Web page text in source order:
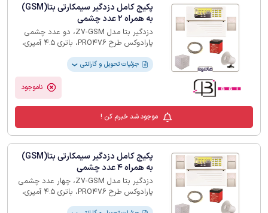
پکیج کامل دزدگیر سیمکارتی بتا(GSM)
به همراه 2 عدد چشمی
دزدگیر بتا مدل Z7-GSM، دو عدد چشمی
پارادوکس طرح PRO476، باتری 4.5 آمپری،
جزئیات تحویل و گارانتی ❯
ناموجود
موجود شد خبرم کن !
پکیج کامل دزدگیر سیمکارتی بتا(GSM)
به همراه 4 عدد چشمی
دزدگیر بتا مدل Z7-GSM، چهار عدد چشمی
پارادوکس طرح PRO476، باتری 4.5 آمپری،